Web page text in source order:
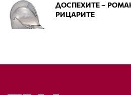
ДОСПЕХИТЕ –
РИЦАРИТЕ